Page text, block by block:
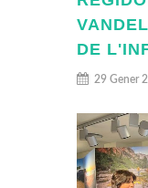
DE
29 Gener